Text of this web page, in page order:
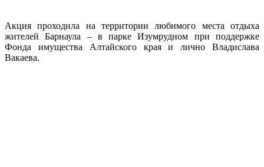
Акция проходила на территории любимого места отдыха
жителей Барнаула – в парке Изумрудном при поддержке
Фонда имущества Алтайского края и лично Владислава
Вакаева.